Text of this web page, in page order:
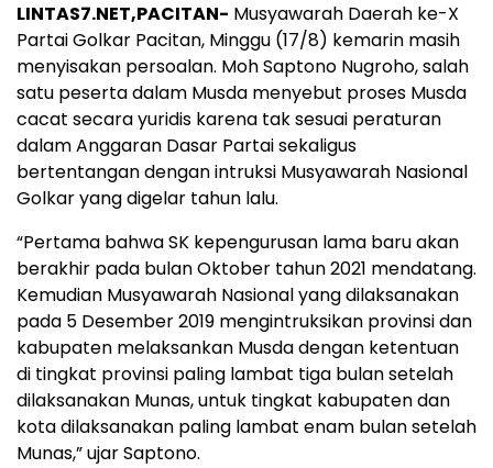
LINTAS7.NET,PACITAN- Musyawarah Daerah ke-X
Partai Golkar Pacitan, Minggu (17/8) kemarin masih
menyisakan persoalan. Moh Saptono Nugroho, salah
satu peserta dalam Musda menyebut proses Musda
cacat secara yuridis karena tak sesuai peraturan
dalam Anggaran Dasar Partai sekaligus
bertentangan dengan intruksi Musyawarah Nasional
Golkar yang digelar tahun lalu.
“Pertama bahwa SK kepengurusan lama baru akan
berakhir pada bulan Oktober tahun 2021 mendatang.
Kemudian Musyawarah Nasional yang dilaksanakan
pada 5 Desember 2019 mengintruksikan provinsi dan
kabupaten melaksankan Musda dengan ketentuan
di tingkat provinsi paling lambat tiga bulan setelah
dilaksanakan Munas, untuk tingkat kabupaten dan
kota dilaksanakan paling lambat enam bulan setelah
Munas,” ujar Saptono.